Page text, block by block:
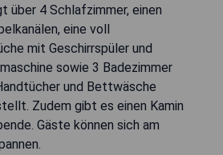
über 4 Schlafzimmer, einen
eine voll
mit Geschirrspüler und
sowie 3 Badezimmer
und Bettwäsche
Zudem gibt es einen Kamin
Gäste können sich am